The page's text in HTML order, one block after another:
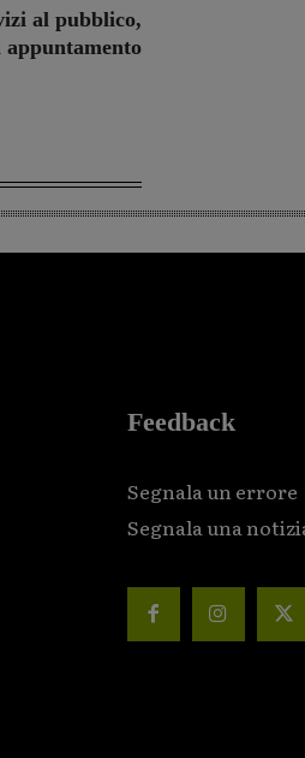
al pubblico,
appuntamento
Feedback
Segnala un errore
Segnala una